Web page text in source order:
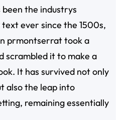
been the industrys
ever since the 1500s,
prmontserrat took a
scrambled it to make a
It has survived not only
also the leap into
remaining essentially